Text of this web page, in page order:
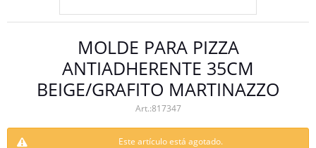
MOLDE PARA PIZZA
ANTIADHERENTE 35CM
BEIGE/GRAFITO MARTINAZZO
817347
Este artículo está agotado.